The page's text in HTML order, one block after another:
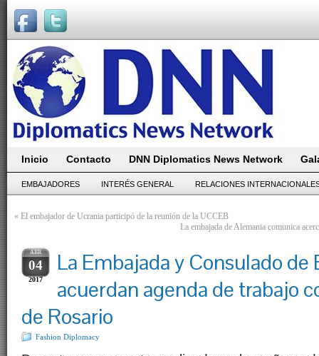
Inicio Contacto DNN Diplomatics News Network
EMBAJADORES INTERÉS GENERAL RELACIONES
« El embajador de Ucrania participó de la reunión de la UCCEB
La embajada de Alemania comunica
ABR
04
2017
La Embajada y Consulado de
acuerdan agenda de trabajo
de Rosario
Fashion Diplomacy